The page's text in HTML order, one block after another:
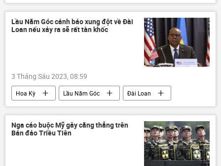
tai nạn tàu hỏa
thiệt mạng
Lầu Năm Góc cảnh báo xung đột về Đài
Loan nếu xảy ra sẽ rất tàn khốc
3 Tháng Sáu 2023, 08:59
Hoa Kỳ Lầu Năm Góc
Đài Loan
xung đột
Thế giới
Nga cáo buộc Mỹ gây căng thẳng trên
Bán đảo Triều Tiên